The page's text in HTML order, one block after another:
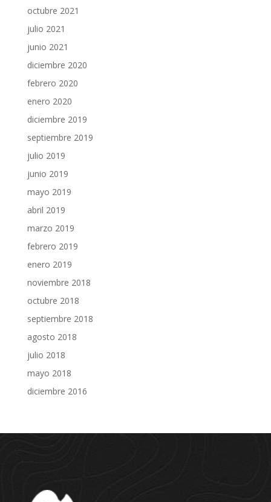
octubre 2021
julio 2021
junio 2021
diciembre 2020
febrero 2020
enero 2020
diciembre 2019
septiembre 2019
julio 2019
junio 2019
mayo 2019
abril 2019
marzo 2019
febrero 2019
enero 2019
noviembre 2018
octubre 2018
septiembre 2018
agosto 2018
julio 2018
mayo 2018
diciembre 2016